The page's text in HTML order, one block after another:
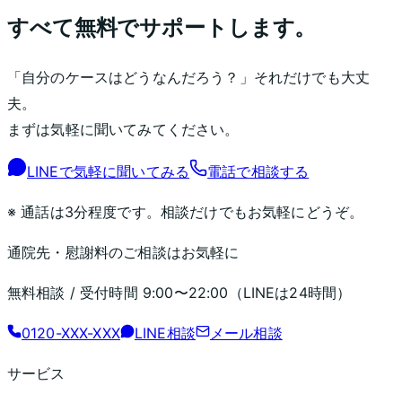
すべて無料でサポートします。
「自分のケースはどうなんだろう？」それだけでも大丈
夫。
まずは気軽に聞いてみてください。
LINEで気軽に聞いてみる 電話で相談する
※ 通話は3分程度です。相談だけでもお気軽にどうぞ。
通院先・慰謝料のご相談はお気軽に
無料相談 / 受付時間 9:00〜22:00 （LINEは24時間）
0120-XXX-XXX LINE相談 メール相談
サービス